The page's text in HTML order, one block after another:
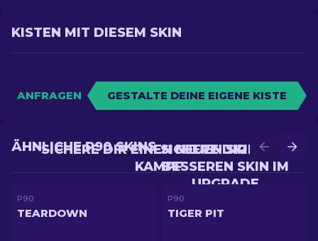
KISTEN MIT DIESEM SKIN
ANFRAGEN GESTALTE DEINE EIGENE KISTE
SICHERE DIR EINEN
BESSEREN SKIN IM
UPGRADE
SICHERE DIR EINEN NEUEN SKIN IM
KAMPF
ÄHNLICHE P90 SKINS
P90
TEARDOWN
P90
TIGER PIT